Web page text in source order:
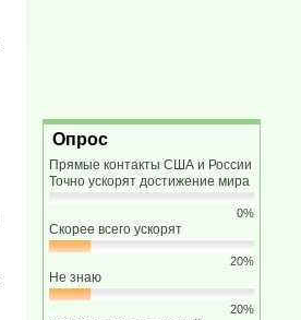
Опрос
Прямые контакты США и России
Точно ускорят достижение мира
0%
Скорее всего ускорят
20%
Не знаю
20%